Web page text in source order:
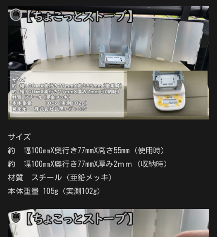
サイズ
約 幅100㎜X奥行き77mmX高さ55mm（使用時）
約 幅100㎜X奥行き77mmX厚み2ｍｍ（収納時）
材質 スチール（亜鉛メッキ）
本体重量 105g（実測102g）